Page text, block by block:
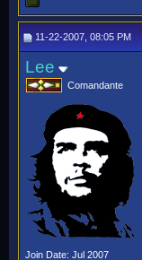
11-22-2007, 08:05 PM
Lee
Comandante
Join Date: Jul 2007